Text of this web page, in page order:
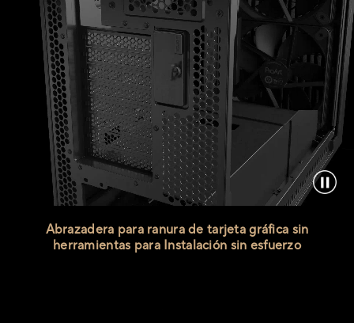
Abrazadera para ranura de tarjeta gráfica sin
herramientas para Instalación sin esfuerzo